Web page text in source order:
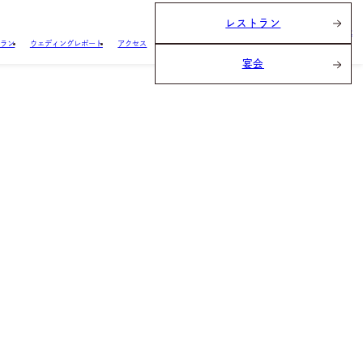
ン ウェディングレポート アクセス
レストラン
宴会
BRIDAL FAIR